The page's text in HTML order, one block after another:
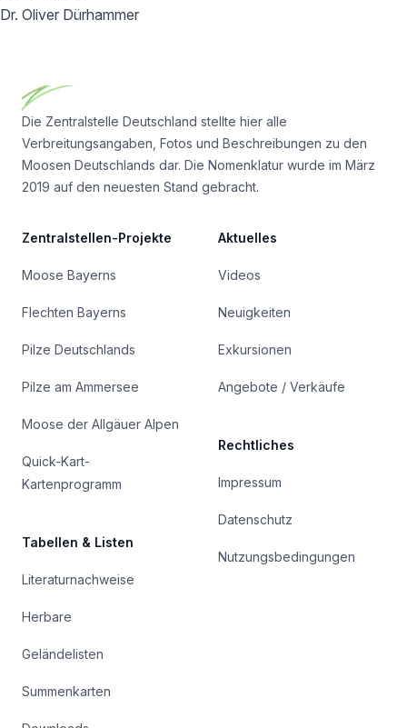
Dr. Oliver Dürhammer
Die Zentralstelle Deutschland stellte hier alle
Verbreitungsangaben, Fotos und Beschreibungen zu den
Moosen Deutschlands dar. Die Nomenklatur wurde im März
2019 auf den neuesten Stand gebracht.
Zentralstellen-Projekte
Moose Bayerns
Flechten Bayerns
Pilze Deutschlands
Pilze am Ammersee
Moose der Allgäuer Alpen
Quick-Kart-
Kartenprogramm
Tabellen & Listen
Literaturnachweise
Herbare
Geländelisten
Summenkarten
Aktuelles
Videos
Neuigkeiten
Exkursionen
Angebote / Verkäufe
Rechtliches
Impressum
Datenschutz
Nutzungsbedingungen